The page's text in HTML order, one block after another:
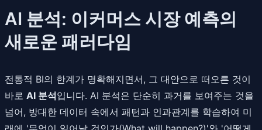
AI 분석: 이커머스 시장 예측의
새로운 패러다임
전통적 BI의 한계가 명확해지면서, 그 대안으로 떠오른 것이
바로 AI 분석입니다. AI 분석은 단순히 과거를 보여주는 것을
넘어, 방대한 데이터 속에서 패턴과 인과관계를 학습하여 미